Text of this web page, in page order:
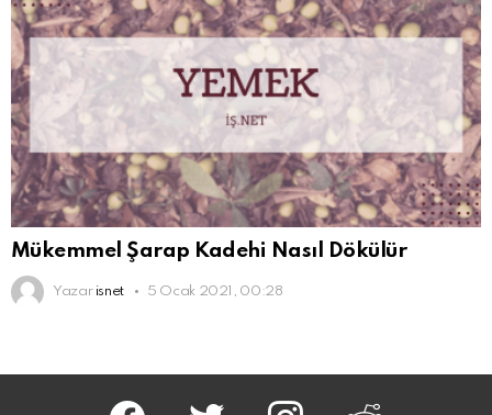
Mükemmel Şarap Kadehi Nasıl Dökülür
Yazar isnet 5 Ocak 2021, 00:28
facebook twitter instagram reddit